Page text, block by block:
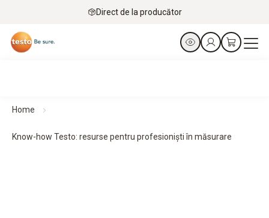
Direct de la producător
Home
Know-how Testo: resurse pentru profesioniști în măsurare